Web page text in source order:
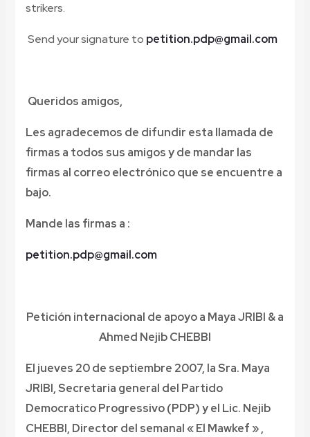
strikers.
Send your signature to petition.pdp@gmail.com
Queridos amigos,
Les agradecemos de difundir esta llamada de
firmas a todos sus amigos y de mandar las
firmas al correo electrónico que se encuentre a
bajo.
Mande las firmas a :
petition.pdp@gmail.com
Petición internacional de apoyo a Maya JRIBI & a
Ahmed Nejib CHEBBI
El jueves 20 de septiembre 2007, la Sra. Maya
JRIBI, Secretaria general del Partido
Democratico Progressivo (PDP) y el Lic. Nejib
CHEBBI, Director del semanal « El Mawkef » ,